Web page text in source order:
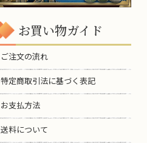
お買い物ガイド
ご注文の流れ
特定商取引法に基づく表記
お支払方法
送料について